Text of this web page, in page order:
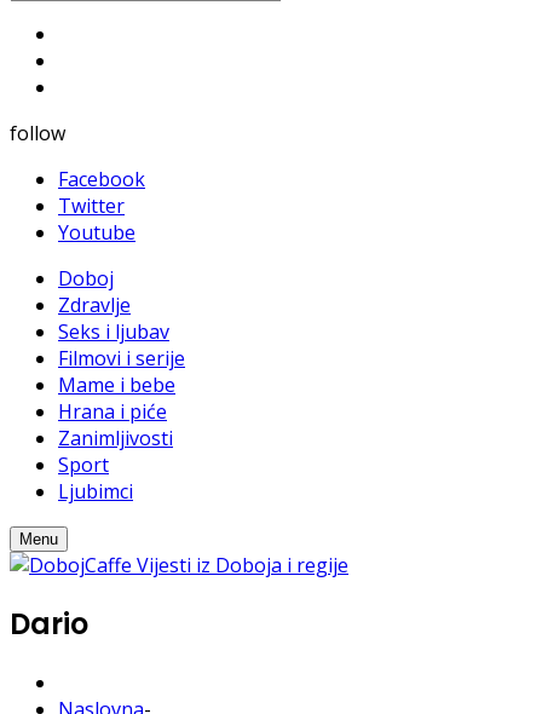
follow
Facebook
Twitter
Youtube
Doboj
Zdravlje
Seks i ljubav
Filmovi i serije
Mame i bebe
Hrana i piće
Zanimljivosti
Sport
Ljubimci
Menu
Dario